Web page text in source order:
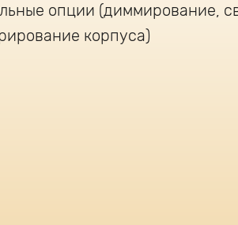
опции (диммирование,
корпуса)